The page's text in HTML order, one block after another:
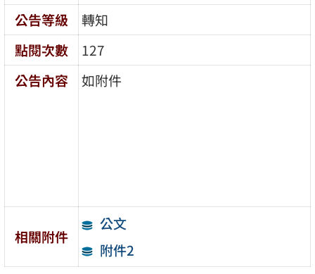
公告等級
轉知
點閱次數
127
公告內容
如附件
相關附件
公文
附件2